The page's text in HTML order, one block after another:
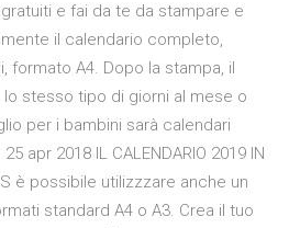
e fai da te da stampare e
il calendario completo,
formato A4. Dopo la stampa, il
stesso tipo di giorni al mese o
per i bambini sarà calendari
apr 2018 IL CALENDARIO 2019 IN
è possibile utilizzzare anche un
standard A4 o A3. Crea il tuo